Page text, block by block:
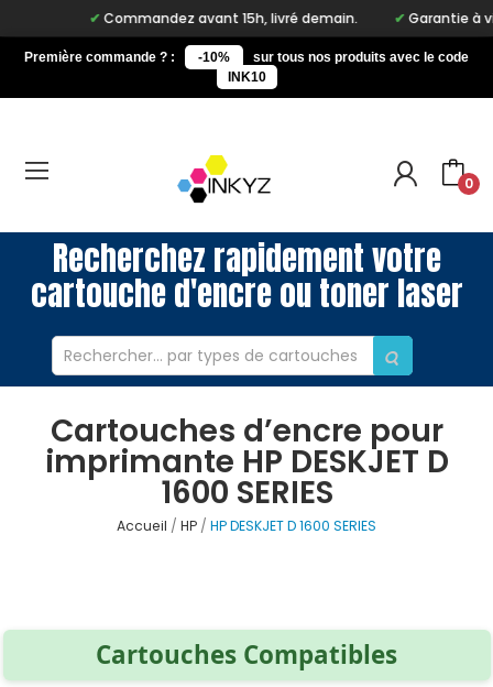
Commandez avant 15h, livré demain. Garantie à vie
Première commande ? : -10%
sur tous nos produits avec le code
INK10
0
Recherchez rapidement votre
cartouche d'encre ou toner laser
Cartouches d’encre pour
imprimante HP DESKJET D
1600 SERIES
Accueil HP HP DESKJET D 1600 SERIES
Cartouches Compatibles